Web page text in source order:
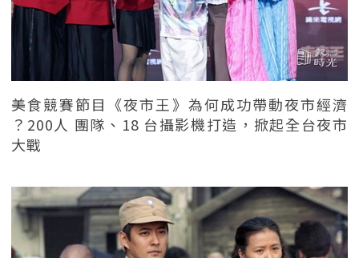
美食競賽節目《夜市王》為何成功帶動夜市經濟
？200人 團隊、18 台攝影機打造，掀起全台夜市
大戰